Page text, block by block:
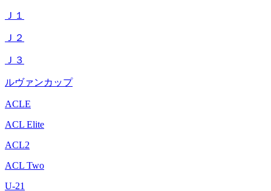
Ｊ１
Ｊ２
Ｊ３
ルヴァンカップ
ACLE
ACL Elite
ACL2
ACL Two
U-21